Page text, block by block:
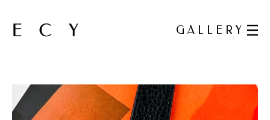
GALLERY